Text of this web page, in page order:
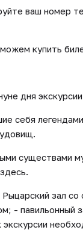
ваш номер
купить
дня
себя
существами
зал
- павильонный